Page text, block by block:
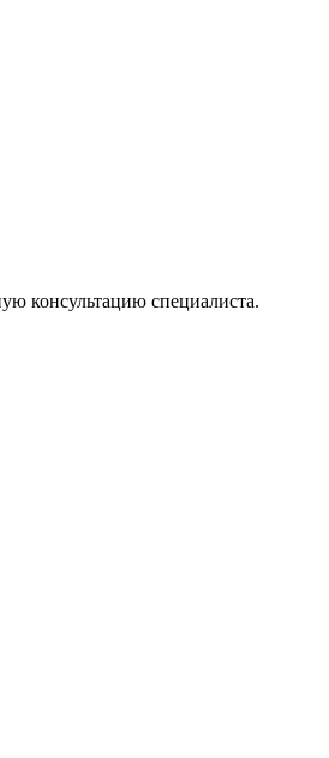
консультацию специалиста.